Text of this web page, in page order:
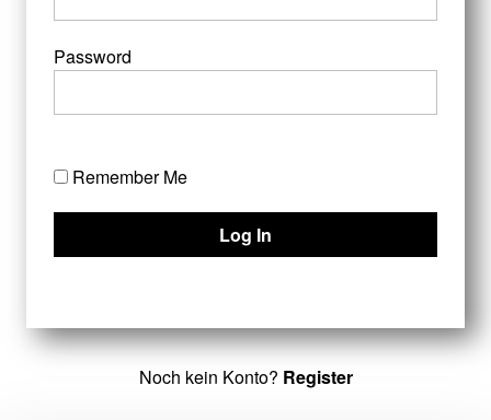
Password
Remember Me
Noch kein Konto? Register